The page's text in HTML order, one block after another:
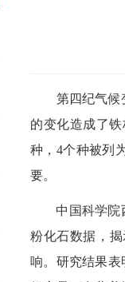
第四纪气候
的变化造成了
种， 4个种被列
要。
中国科学院
粉化石数据，
响。研究结果